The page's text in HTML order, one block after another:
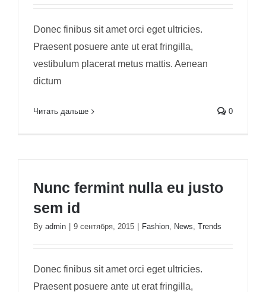
Donec finibus sit amet orci eget ultricies.
Praesent posuere ante ut erat fringilla,
vestibulum placerat metus mattis. Aenean
dictum
Читать дальше 0
Nunc fermint nulla eu justo
sem id
By admin 9 сентября, 2015 Fashion, News, Trends
Donec finibus sit amet orci eget ultricies.
Praesent posuere ante ut erat fringilla,